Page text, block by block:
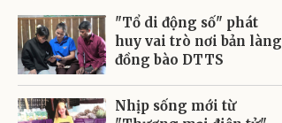
"Tổ di động số" phát
huy vai trò nơi bản làng
đồng bào DTTS
Nhịp sống mới từ
Gửi